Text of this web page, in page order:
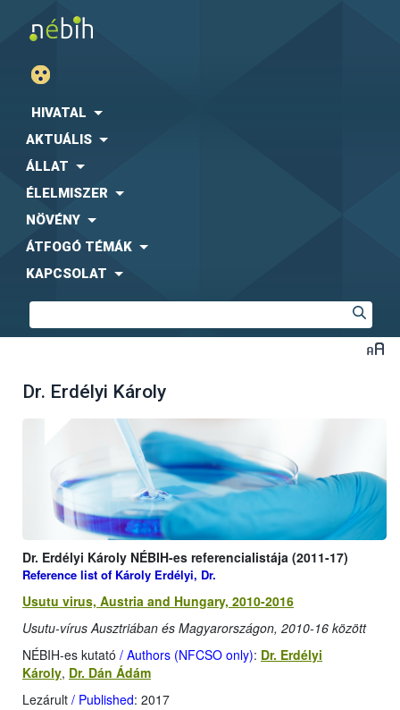
HIVATAL
AKTUÁLIS
ÁLLAT
ÉLELMISZER
NÖVÉNY
ÁTFOGÓ TÉMÁK
KAPCSOLAT
Dr. Erdélyi Károly
Dr. Erdélyi Károly NÉBIH-es referencialistája (2011-17)
Reference list of Károly Erdélyi, Dr.
Usutu virus, Austria and Hungary, 2010-2016
Usutu-vírus Ausztriában és Magyarországon, 2010-16 között
NÉBIH-es kutató / Authors (NFCSO only): Dr. Erdélyi
Károly, Dr. Dán Ádám
Lezárult / Published: 2017